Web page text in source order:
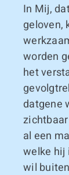
In Mij,
geloven,
worden
het
datgene
al een
welke hij
wil